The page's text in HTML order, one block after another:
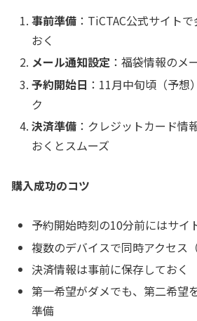
事前準備 ：TiCTAC公式サイト
おく
メール通知設定 ：福袋情報のメ
予約開始日 ：11月中旬頃（予想
ク
決済準備 ：クレジットカード情
おくとスムーズ
購入成功のコツ
予約開始時刻の10分前にはサイ
複数のデバイスで同時アクセス
決済情報は事前に保存しておく
第一希望がダメでも、第二希望
準備